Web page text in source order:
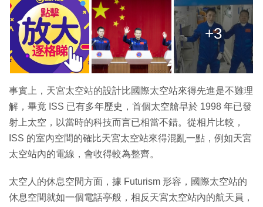
+3
事實上，天宮太空站的設計比國際太空站來得先進是不難理
解，畢竟 ISS 已有多年歷史，首個太空艙早於 1998 年已發
射上太空，以當時的科技而言已相當不錯。從相片比較，
ISS 的室內空間的確比天宮太空站來得混亂一點，例如天宮
太空站內的電線，會收得較為整齊。
太空人的休息空間方面，據 Futurism 形容，國際太空站的
休息空間就如一個電話亭般，相反天宮太空站內的航天員，